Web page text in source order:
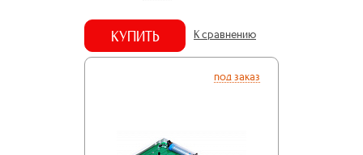
КУПИТЬ К сравнению
под заказ